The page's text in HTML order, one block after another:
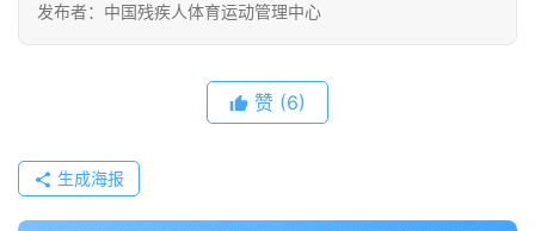
发布者：中国残疾人体育运动管理中心
赞 (6)
生成海报